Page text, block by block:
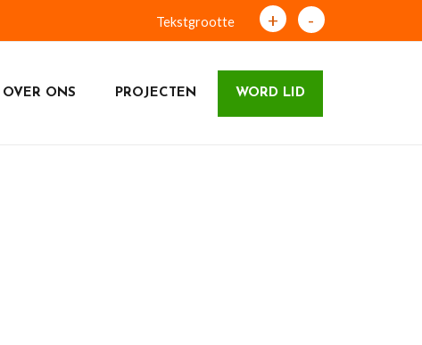
Tekstgrootte + -
OVER ONS PROJECTEN WORD LID